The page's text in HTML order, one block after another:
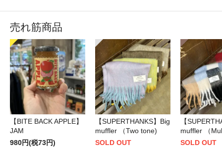
売れ筋商品
【BITE BACK APPLE】
JAM
980円(税73円)
【SUPERTHANKS】Big
muffler （Two tone)
SOLD OUT
【
muffler （
SOLD OUT